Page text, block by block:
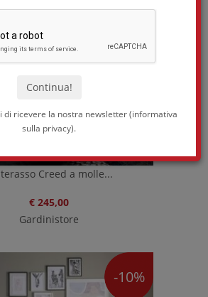
di ricevere la nostra newsletter (informativa
sulla privacy).
Creed a molle...
€ 245,00
Gardinistore
-10%